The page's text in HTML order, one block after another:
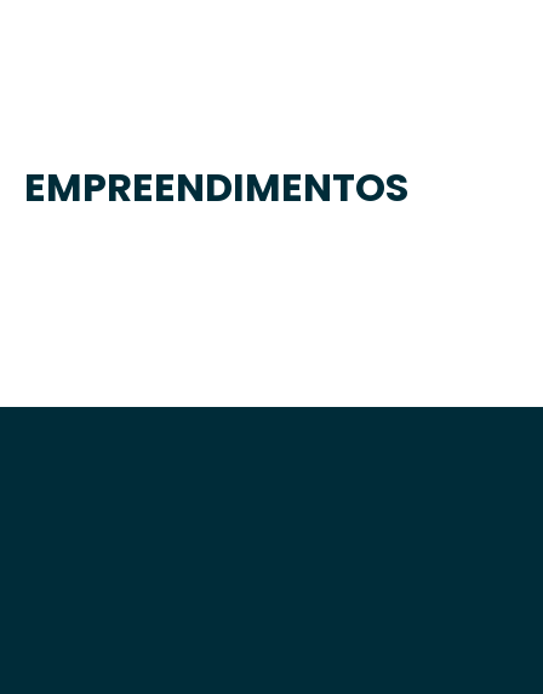
EMPREENDIMENTOS